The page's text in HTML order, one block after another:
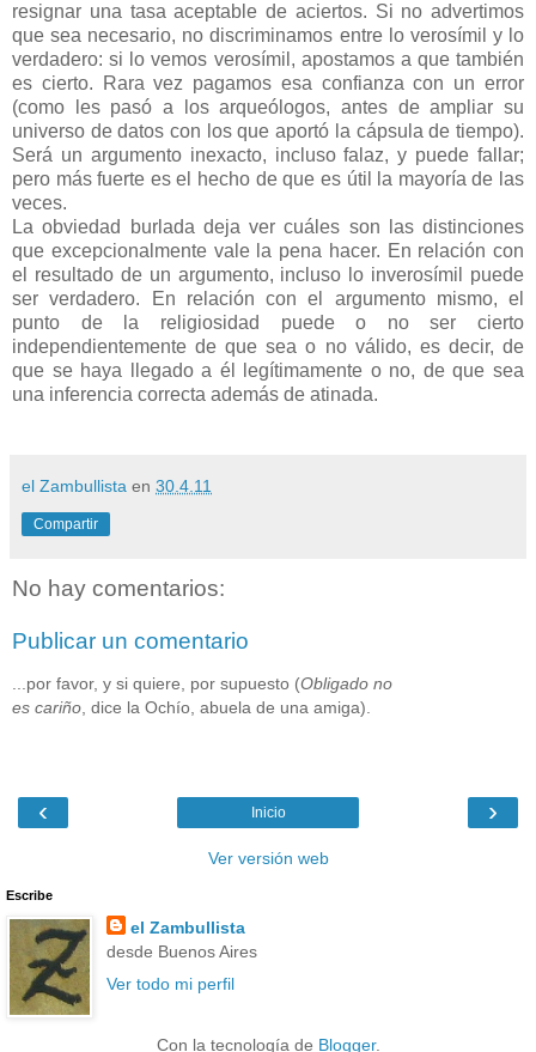
resignar una tasa aceptable de aciertos. Si no advertimos
que sea necesario, no discriminamos entre lo verosímil y lo
verdadero: si lo vemos verosímil, apostamos a que también
es cierto. Rara vez pagamos esa confianza con un error
(como les pasó a los arqueólogos, antes de ampliar su
universo de datos con los que aportó la cápsula de tiempo).
Será un argumento inexacto, incluso falaz, y puede fallar;
pero más fuerte es el hecho de que es útil la mayoría de las
veces.
La obviedad burlada deja ver cuáles son las distinciones
que excepcionalmente vale la pena hacer. En relación con
el resultado de un argumento, incluso lo inverosímil puede
ser verdadero. En relación con el argumento mismo, el
punto de la religiosidad puede o no ser cierto
independientemente de que sea o no válido, es decir, de
que se haya llegado a él legítimamente o no, de que sea
una inferencia correcta además de atinada.
el Zambullista en 30.4.11
Compartir
No hay comentarios:
Publicar un comentario
...por favor, y si quiere, por supuesto (Obligado no
es cariño, dice la Ochío, abuela de una amiga).
‹ ›
Inicio
Ver versión web
Escribe
el Zambullista
desde Buenos Aires
Ver todo mi perfil
Con la tecnología de Blogger.